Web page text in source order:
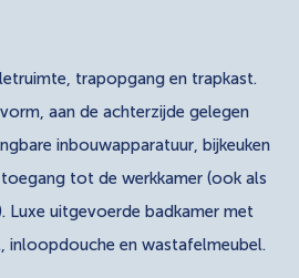
trapopgang en trapkast.
aan de achterzijde gelegen
inbouwapparatuur, bijkeuken
tot de werkkamer (ook als
Luxe uitgevoerde badkamer met
inloopdouche en wastafelmeubel.